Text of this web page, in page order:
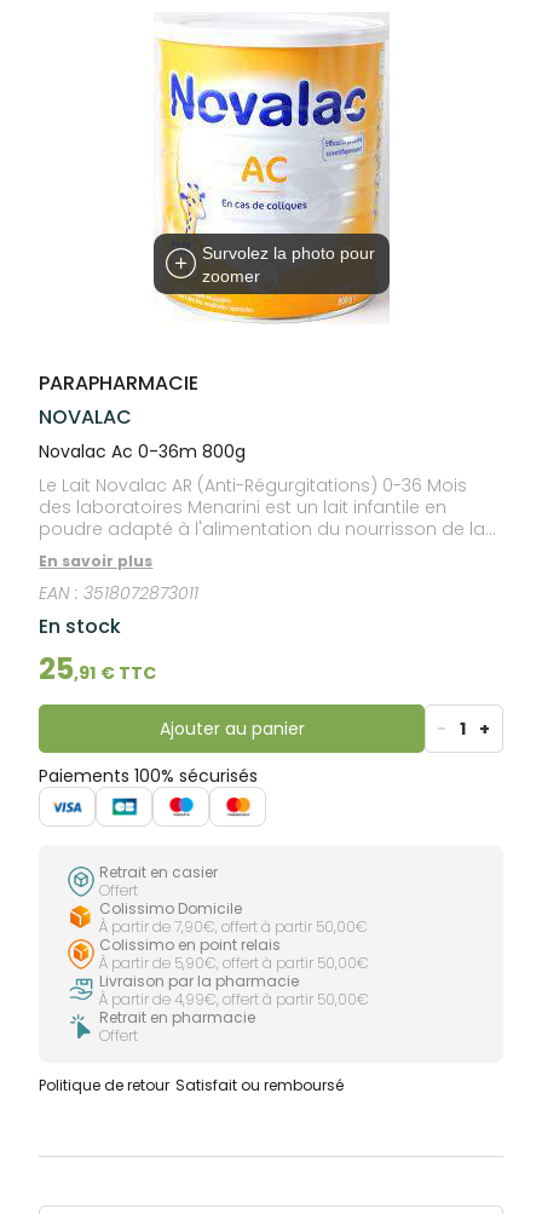
pharmacie
Dispositifs
médicaux
Cheveux
Corps
Homme
Solaire
PHARMACIES
DE GARDE
APPLICATION
DE SANTÉ
Survolez la photo pour
zoomer
PARAPHARMACIE
NOVALAC
Novalac Ac 0-36m 800g
Le Lait Novalac AR (Anti-Régurgitations) 0-36 Mois
des laboratoires Menarini est un lait infantile en
poudre adapté à l'alimentation du nourrisson de la
naissance jusqu'à l'age de 36 mois. Il convient aux
bébés souffrant de régurgitations. Il apporte aux
nourrissons les nutriments essentiels à leur
croissance, dont le fer qui participe au
développement cognitif de l’enfant.
En savoir plus
EAN :3518072873011
En stock
25,91 € TTC
Ajouter au panier - 1 +
Paiements 100% sécurisés
Retrait en casier
Offert
Colissimo Domicile
À partir de 7,90€, offert à partir 50,00€
Colissimo en point relais
À partir de 5,90€, offert à partir 50,00€
Livraison par la pharmacie
À partir de 4,99€, offert à partir 50,00€
Retrait en pharmacie
Offert
Politique de retour Satisfait ou remboursé